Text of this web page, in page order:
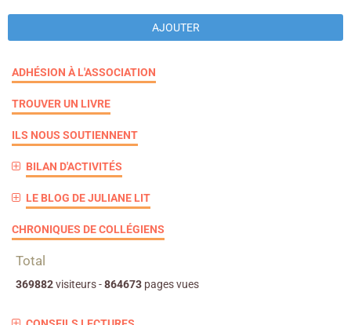
AJOUTER
ADHÉSION À L'ASSOCIATION
TROUVER UN LIVRE
ILS NOUS SOUTIENNENT
BILAN D'ACTIVITÉS
LE BLOG DE JULIANE LIT
CHRONIQUES DE COLLÉGIENS
Total
369882visiteurs -864673 pages vues